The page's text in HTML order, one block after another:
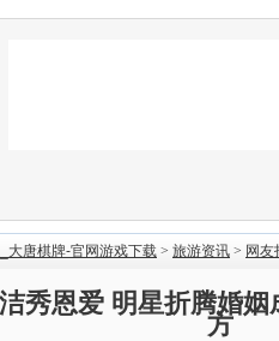
大唐棋牌-官网游戏下载 > 旅游资讯 > 网友
秀恩爱 明星折腾婚
方